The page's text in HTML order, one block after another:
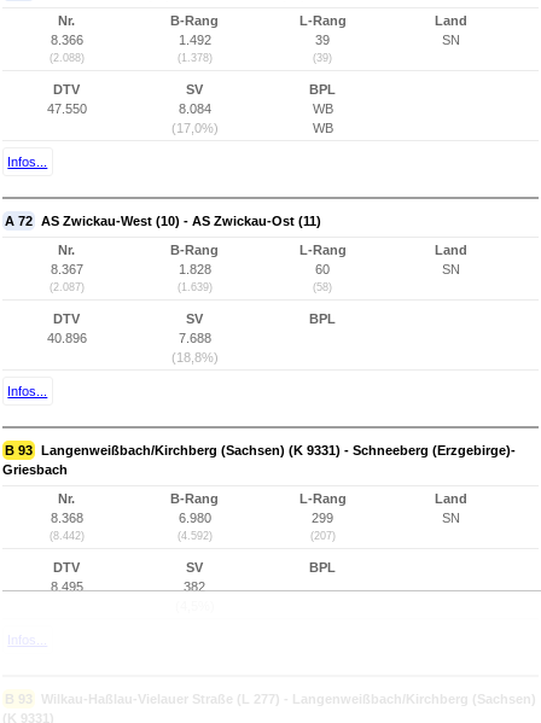
Nr.
8.366
(2.088)
B-Rang
1.492
(1.378)
L-Rang
39
(39)
Land
SN
DTV
47.550
SV
8.084
(17,0%)
BPL
WB
WB
Infos...
A 72 AS Zwickau-West (10) - AS Zwickau-Ost (11)
Nr.
8.367
(2.087)
B-Rang
1.828
(1.639)
L-Rang
60
(58)
Land
SN
DTV
40.896
SV
7.688
(18,8%)
BPL
Infos...
B 93 Langenweißbach/Kirchberg (Sachsen) (K 9331) - Schneeberg (Erzgebirge)-
Griesbach
Nr.
8.368
(8.442)
B-Rang
6.980
(4.592)
L-Rang
299
(207)
Land
SN
DTV
8.495
SV
382
BPL
Infos...
B 93
Wilkau-Haßlau-Vielauer Straße (L 277) - Langenweißbach/Kirchberg (Sachsen)
(K 9331)